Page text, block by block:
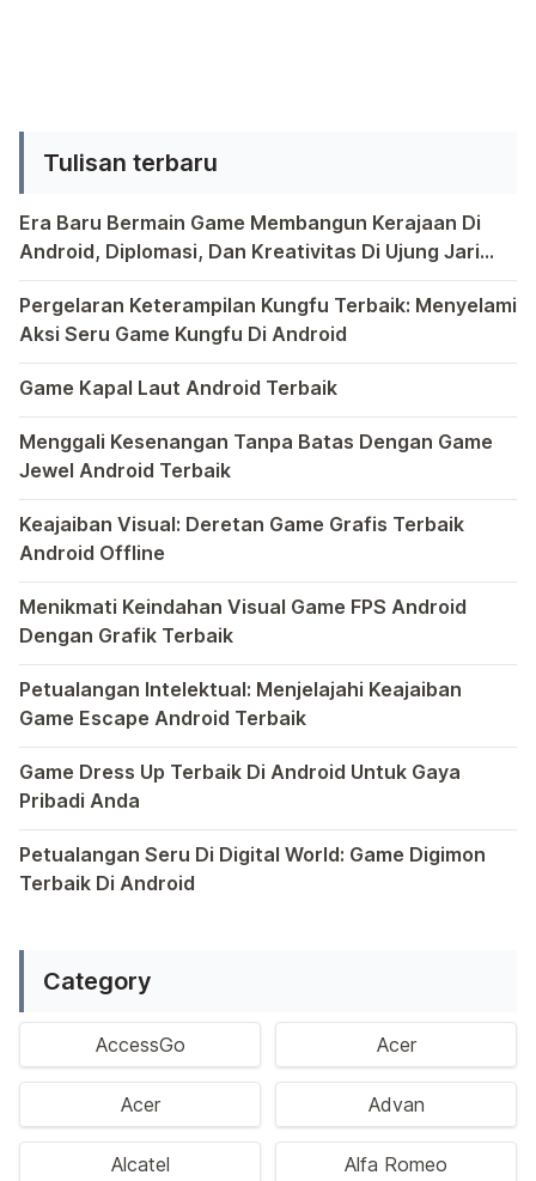
game fighting di Android tak pernah
fighting terbaik, pemain […]
Tulisan terbaru
Era Baru Bermain Game Membangun Kerajaan Di
Android, Diplomasi, Dan Kreativitas Di Ujung Jari
Anda
Bermain game di platform Android telah menjadi bagian
Pergelaran Keterampilan Kungfu Terbaik: Menyelami
Aksi Seru Game Kungfu Di Android
Dunia game selalu menawarkan pengalaman yang
Game Kapal Laut Android Terbaik
Di dunia game Android yang kaya dengan berbagai jenis
Menggali Kesenangan Tanpa Batas Dengan Game
Jewel Android Terbaik
Dalam hiruk-pikuk dunia game Android, ada satu genre
Keajaiban Visual: Deretan Game Grafis Terbaik
Android Offline
Ponsel pintar telah mengubah cara kita bermain game,
Menikmati Keindahan Visual Game FPS Android
Dengan Grafik Terbaik
Semakin berkembangnya teknologi di era digital saat ini,
Petualangan Intelektual: Menjelajahi Keajaiban
Game Escape Android Terbaik
Dalam dunia game Android, genre escape telah mencuri
Game Dress Up Terbaik Di Android Untuk Gaya
Pribadi Anda
Saat ini, platform Android telah menjadi wadah kreativitas
Petualangan Seru Di Digital World: Game Digimon
Terbaik Di Android
Category
AccessGo Acer
Acer Advan
Alcatel Alfa Romeo